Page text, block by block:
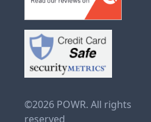
©2026 POWR. All rights
reserved